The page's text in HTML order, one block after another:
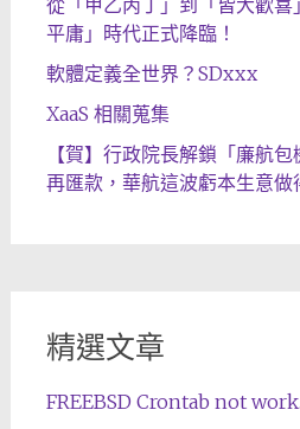
從「甲乙丙丁」到「皆大歡
平庸」時代正式降臨！
軟體定義全世界？SDxxx
XaaS 相關蒐集
【賀】行政院長解鎖「廉航
再匯款，華航這波虧本生意做
精選文章
FREEBSD Crontab not